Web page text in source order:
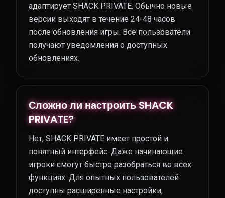
адаптирует SHACK PRIVATE. Обычно новые
версии выходят в течение 24-48 часов
после обновления игры. Все пользователи
получают уведомления о доступных
обновлениях.
Сложно ли настроить SHACK
PRIVATE?
Нет, SHACK PRIVATE имеет простой и
понятный интерфейс. Даже начинающие
игроки смогут быстро разобраться во всех
функциях. Для опытных пользователей
доступны расширенные настройки,